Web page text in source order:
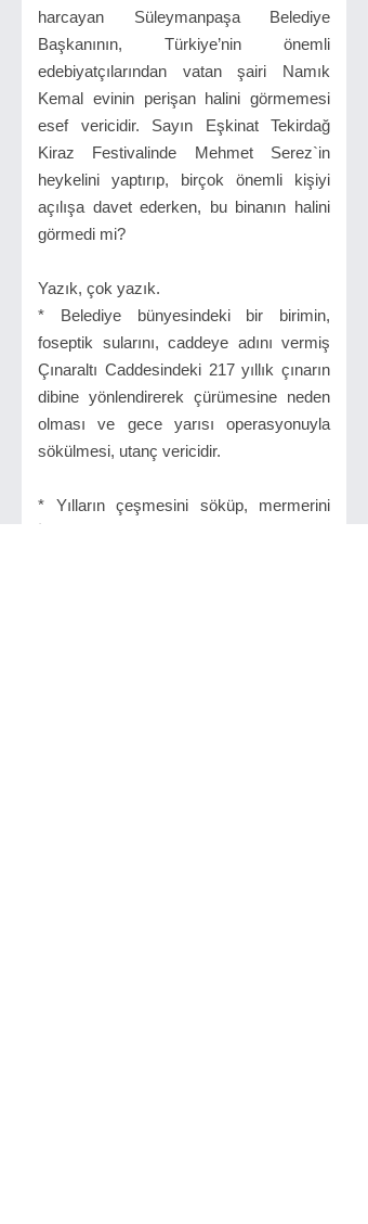
harcayan Süleymanpaşa Belediye
Başkanının, Türkiye’nin önemli
edebiyatçılarından vatan şairi Namık
Kemal evinin perişan halini görmemesi
esef vericidir. Sayın Eşkinat Tekirdağ
Kiraz Festivalinde Mehmet Serez`in
heykelini yaptırıp, birçok önemli kişiyi
açılışa davet ederken, bu binanın halini
görmedi mi?
Yazık, çok yazık.
* Belediye bünyesindeki bir birimin,
foseptik sularını, caddeye adını vermiş
Çınaraltı Caddesindeki 217 yıllık çınarın
dibine yönlendirerek çürümesine neden
olması ve gece yarısı operasyonuyla
sökülmesi, utanç vericidir.
* Yılların çeşmesini söküp, mermerini